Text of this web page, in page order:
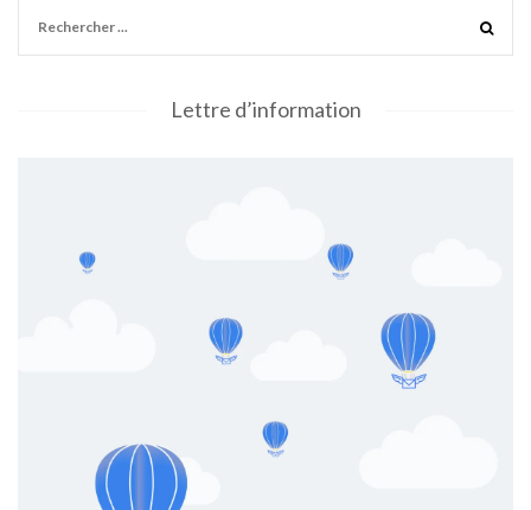
Lettre d’information